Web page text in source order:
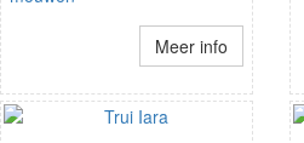
Meer info